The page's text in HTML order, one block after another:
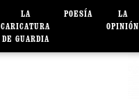
LA
CARICATURA
DE GUARDIA
POESÍA
LA
OPINIÓN